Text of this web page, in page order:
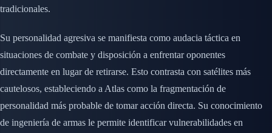
tradicionales.
Su personalidad agresiva se manifiesta como audacia táctica en
situaciones de combate y disposición a enfrentar oponentes
directamente en lugar de retirarse. Esto contrasta con satélites más
cautelosos, estableciendo a Atlas como la fragmentación de
personalidad más probable de tomar acción directa. Su conocimiento
de ingeniería de armas le permite identificar vulnerabilidades en